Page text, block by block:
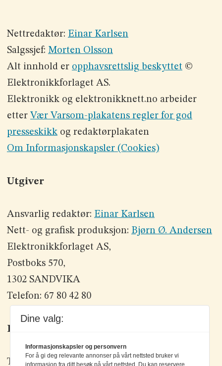
Nettredaktør: Einar Karlsen
Salgssjef: Morten Olsson
Alt innhold er opphavsrettslig beskyttet©
Elektronikkforlaget AS.
Elektronikk og elektronikknett.no arbeider
etter Vær Varsom-plakatens regler for god
presseskikkog redaktørplakaten
Om Informasjonskapsler (Cookies)
Utgiver
Ansvarlig redaktør: Einar Karlsen
Nett- og grafisk produksjon: Bjørn Ø. Andersen
Elektronikkforlaget AS,
Postboks 570,
1302 SANDVIKA
Telefon: 67 80 42 80
Kontakt oss
Tlf: +47 67 80 42 80
Dine valg:
Informasjonskapsler og personvern
For å gi deg relevante annonser på vårt nettsted bruker vi
informasjon fra ditt besøk på vårt nettsted. Du kan reservere